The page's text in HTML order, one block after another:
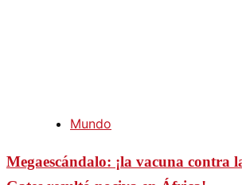
Mundo
Megaescándalo: ¡la vacuna contra